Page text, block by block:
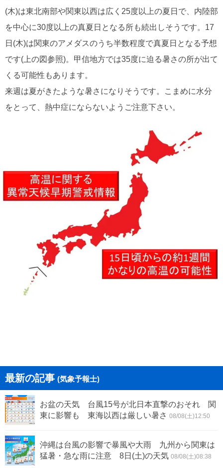
(木)は東北南部や関東以西は広く25度以上の夏日で、内陸部
を中心に30度以上の真夏日となる所も続出しそうです。17
日(木)は関東のアメダスのうち半数程度で真夏日となる予想
です(上の図参照)。甲信地方では35度に迫る暑さの所が出て
くる可能性もあります。
来週は夏がきたような暑さになりそうです。こまめに水分
をとって、熱中症にならないようご注意下さい。
最新の記事 (気象予報士)
お盆の天気 台風15号が北日本直撃のおそれ 関
東に影響も 東海以西は厳しい暑さ 08/08(土)12:50
沖縄は台風の影響で暴風や大雨 九州から関東は
猛暑・急な雨に注意 8日(土)の天気 08/08(土)08:38